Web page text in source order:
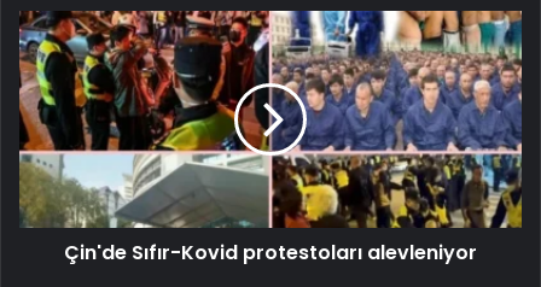
Çin'de Sıfır-Kovid protestoları alevleniyor